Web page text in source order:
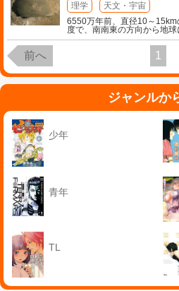
理学
天文・宇宙
6550万年前、直径10～
度で、南南東の方向から地球
前へ 1
ジャンルか
少年
青年
TL